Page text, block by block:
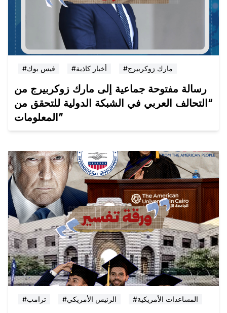
#فيس بوك #أخبار كاذبة #مارك زوكربيرج
رسالة مفتوحة جماعية إلى مارك زوكربيرج من
“التحالف العربي في الشبكة الدولية للتحقق من
المعلومات”
#ترامب #الرئيس الأمريكي #المساعدات الأمريكية